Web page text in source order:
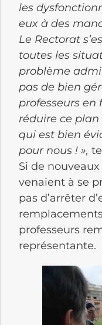
les
eux à des
Le Rectorat
toutes les
problème
pas de bien
professeurs
réduire ce
qui est bien
pour nous ! »,
Si de
venaient à se
pas d’arrêter
professeurs
représentante.